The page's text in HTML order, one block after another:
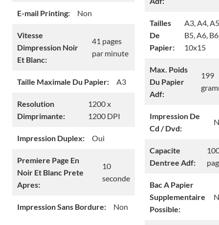
E-mail Printing: Non
Vitesse
Dimpression Noir
Et Blanc:
41 pages
par minute
Taille Maximale Du Papier: A3
Resolution
Dimprimante:
1200 x
1200 DPI
Impression Duplex: Oui
Premiere Page En
Noir Et Blanc Prete
Apres:
10
seconde
Impression Sans Bordure: Non
Tailles
De
Papier:
A3, A4,
B5, A6,
10x15
Max. Poids
Du Papier
Adf:
199
Impression De
Cd / Dvd:
Capacite
Dentree Adf:
Bac A Papier
Supplementaire
Possible: